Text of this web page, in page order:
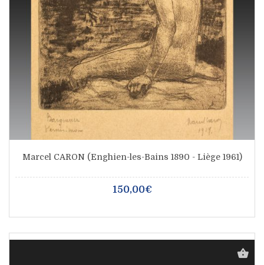
Marcel CARON (Enghien-les-Bains 1890 - Liège 1961)
150,00€